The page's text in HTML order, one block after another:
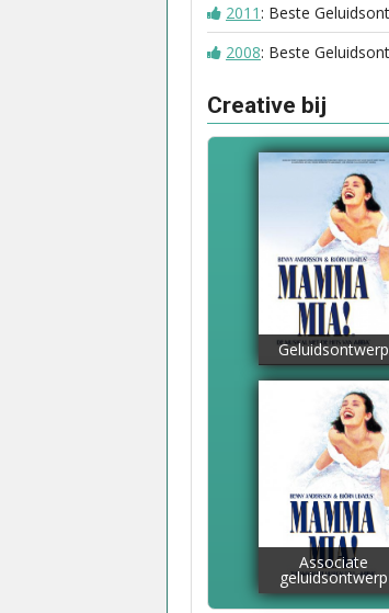
2011 : Beste
2008: Beste
Creative bij
Geluidsontwerp
Associate
geluidsontwerp